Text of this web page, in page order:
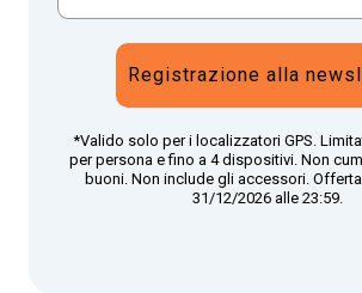
Registrazione alla
*Valido solo per i localizzatori GPS.
per persona e fino a 4 dispositivi. Non
buoni. Non include gli accessori.
31/12/2026 alle 23:59.